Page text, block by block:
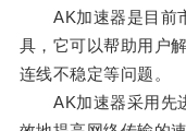
AK加速器是目前市
具，它可以帮助用户
连线不稳定等问题。
AK加速器采用先进